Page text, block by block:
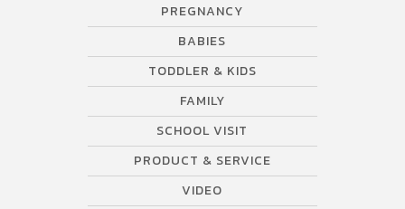
นาน โรงพยาบาลเด็กสมิติเวช อินเตอร์เนชั่นแนล เข้าใจความห่วงใยนี้
เป็นอย่างดีจึงจัดให้มีระบบคัดกรองและแยกส่วนของเด็กสุขภาพดี กับ
เด็กป่วยออกจากกัน พร้อมทั้งมี Kids Dashboard ระบบแสดงคิว
อัจฉริยะ ทราบสถานะและระยะเวลารอพบแพทย์และหน้าจอ […]
PREGNANCY
BABIES
TODDLER & KIDS
FAMILY
SCHOOL VISIT
PRODUCT & SERVICE
VIDEO